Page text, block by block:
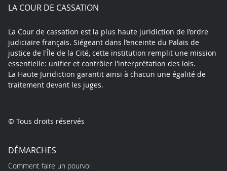
LA COUR DE CASSATION
La Cour de cassation est la plus haute juridiction de l’ordre
judiciaire français. Siégeant dans l’enceinte du Palais de
justice de l'Île de la Cité, cette institution remplit une mission
essentielle: unifier et contrôler l'interprétation des lois.
La Haute Juridiction garantit ainsi à chacun une égalité de
traitement devant les juges.
© Tous droits réservés
DÉMARCHES
Comment faire un pourvoi